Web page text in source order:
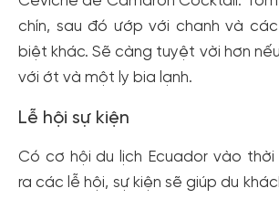
chín, sau đó ướp với chanh và
biệt khác. Sẽ càng tuyệt vời hơn
với ớt và một ly bia lạnh.
Lễ hội sự kiện
Có cơ hội du lịch Ecuador vào
ra các lễ hội, sự kiện sẽ giúp du